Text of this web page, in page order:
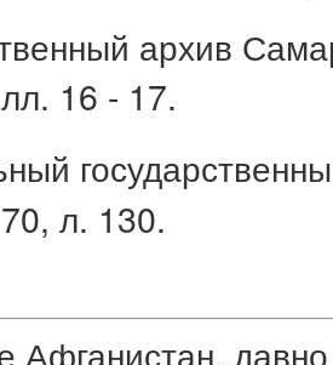
архив
16 - 17.
л. 130.
Афганистан,